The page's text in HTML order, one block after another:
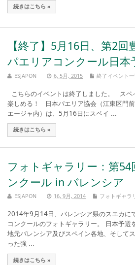
続きはこちら »
【終了】5月16日、第2
パエリアコンクール日本
ESJAPON 6, 5月, 2015 終了イベント
こちらのイベントは終了しました。 スペ
楽しめる！ 日本パエリア協会（江東区門
エージャ内）は、5月16日にスペイ ...
続きはこちら »
フォトギャラリー：第54
ンクール in バレンシア
ESJAPON 16, 9月, 2014 フォトギャラ
2014年9月14日、バレンシア県のスエカに
コンクールのフォトギャラリー。 日本予選
地元バレンシア及びスペイン各地、そして
った強 ...
続きはこちら »